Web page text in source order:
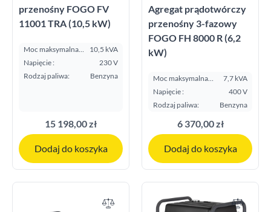
przenośny FOGO FV
11001 TRA (10,5 kW)
Moc maksymalna
E.S.P. kVA:
10,5 kVA
Napięcie :
230 V
Rodzaj paliwa:
Benzyna
15 198,00 zł
Dodaj do koszyka
Agregat prądotwórczy
przenośny 3-fazowy
FOGO FH 8000 R (6,2
kW)
Moc maksymalna
E.S.P. kVA:
7,7 kVA
Napięcie :
400 V
Rodzaj paliwa:
Benzyna
6 370,00 zł
Dodaj do koszyka